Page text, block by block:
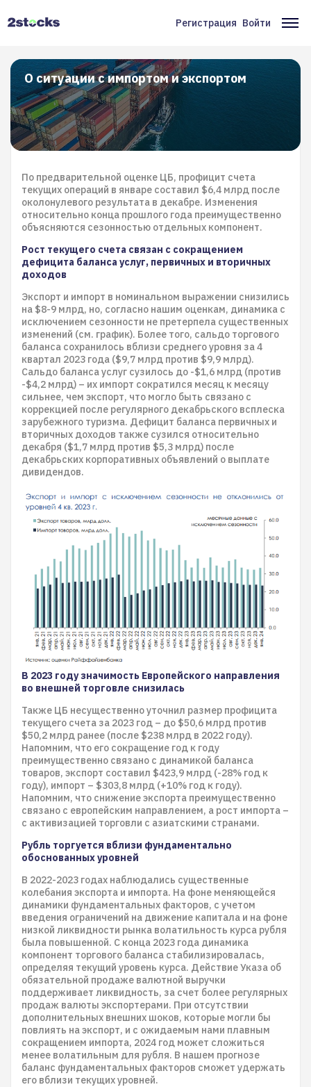
Меню
учётной
записи
пользователя
Регистрация Войти
О ситуации с импортом и экспортом
По предварительной оценке ЦБ, профицит счета
текущих операций в январе составил $6,4 млрд после
околонулевого результата в декабре. Изменения
относительно конца прошлого года преимущественно
объясняются сезонностью отдельных компонент.
Рост текущего счета связан с сокращением
дефицита баланса услуг, первичных и вторичных
доходов
Экспорт и импорт в номинальном выражении снизились
на $8-9 млрд, но, согласно нашим оценкам, динамика с
исключением сезонности не претерпела существенных
изменений (см. график). Более того, сальдо торгового
баланса сохранилось вблизи среднего уровня за 4
квартал 2023 года ($9,7 млрд против $9,9 млрд).
Сальдо баланса услуг сузилось до -$1,6 млрд (против
-$4,2 млрд) – их импорт сократился месяц к месяцу
сильнее, чем экспорт, что могло быть связано с
коррекцией после регулярного декабрьского всплеска
зарубежного туризма. Дефицит баланса первичных и
вторичных доходов также сузился относительно
декабря ($1,7 млрд против $5,3 млрд) после
декабрьских корпоративных объявлений о выплате
дивидендов.
В 2023 году значимость Европейского направления
во внешней торговле снизилась
Также ЦБ несущественно уточнил размер профицита
текущего счета за 2023 год – до $50,6 млрд против
$50,2 млрд ранее (после $238 млрд в 2022 году).
Напомним, что его сокращение год к году
преимущественно связано с динамикой баланса
товаров, экспорт составил $423,9 млрд (-28% год к
году), импорт – $303,8 млрд (+10% год к году).
Напомним, что снижение экспорта преимущественно
связано с европейским направлением, а рост импорта –
с активизацией торговли с азиатскими странами.
​​​​​​​Рубль торгуется вблизи фундаментально
обоснованных уровней
В 2022-2023 годах наблюдались существенные
колебания экспорта и импорта. На фоне меняющейся
динамики фундаментальных факторов, с учетом
введения ограничений на движение капитала и на фоне
низкой ликвидности рынка волатильность курса рубля
была повышенной. С конца 2023 года динамика
компонент торгового баланса стабилизировалась,
определяя текущий уровень курса. Действие Указа об
обязательной продаже валютной выручки
поддерживает ликвидность, за счет более регулярных
продаж валюты экспортерами. При отсутствии
дополнительных внешних шоков, которые могли бы
повлиять на экспорт, и с ожидаемым нами плавным
сокращением импорта, 2024 год может сложиться
менее волатильным для рубля. В нашем прогнозе
баланс фундаментальных факторов сможет удержать
его вблизи текущих уровней.